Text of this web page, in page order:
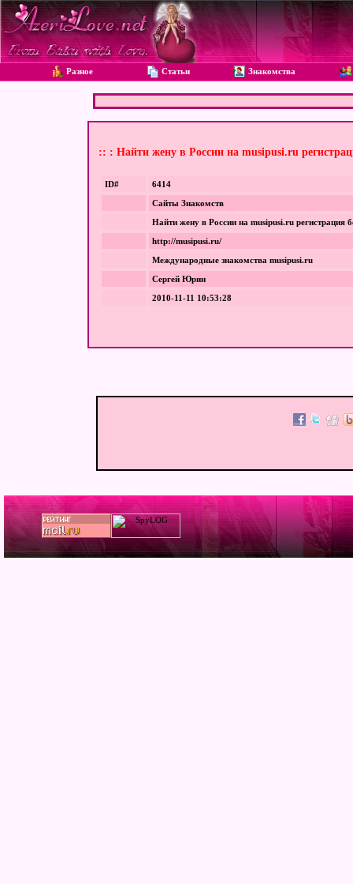
Разное Статьи Знакомства
:: : Найти жену в России на musipusi.ru
ID#
6414
Сайты Знакомств
Найти жену в России на musipusi.ru регистрация
http://musipusi.ru/
Международные знакомства musipusi.ru
Сергей Юрин
2010-11-11 10:53:28